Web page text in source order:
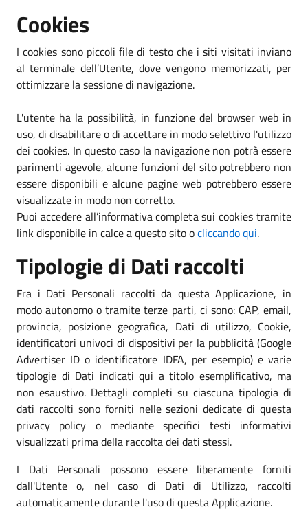
Cookies
I cookies sono piccoli file di testo che i siti visitati inviano
al terminale dell’Utente, dove vengono memorizzati, per
ottimizzare la sessione di navigazione.
L'utente ha la possibilità, in funzione del browser web in
uso, di disabilitare o di accettare in modo selettivo l'utilizzo
dei cookies. In questo caso la navigazione non potrà essere
parimenti agevole, alcune funzioni del sito potrebbero non
essere disponibili e alcune pagine web potrebbero essere
visualizzate in modo non corretto.
Puoi accedere all’informativa completa sui cookies tramite
link disponibile in calce a questo sito ocliccando qui.
Tipologie di Dati raccolti
Fra i Dati Personali raccolti da questa Applicazione, in
modo autonomo o tramite terze parti, ci sono: CAP, email,
provincia, posizione geografica, Dati di utilizzo, Cookie,
identificatori univoci di dispositivi per la pubblicità (Google
Advertiser ID o identificatore IDFA, per esempio) e varie
tipologie di Dati indicati qui a titolo esemplificativo, ma
non esaustivo. Dettagli completi su ciascuna tipologia di
dati raccolti sono forniti nelle sezioni dedicate di questa
privacy policy o mediante specifici testi informativi
visualizzati prima della raccolta dei dati stessi.
I Dati Personali possono essere liberamente forniti
dall'Utente o, nel caso di Dati di Utilizzo, raccolti
automaticamente durante l'uso di questa Applicazione.